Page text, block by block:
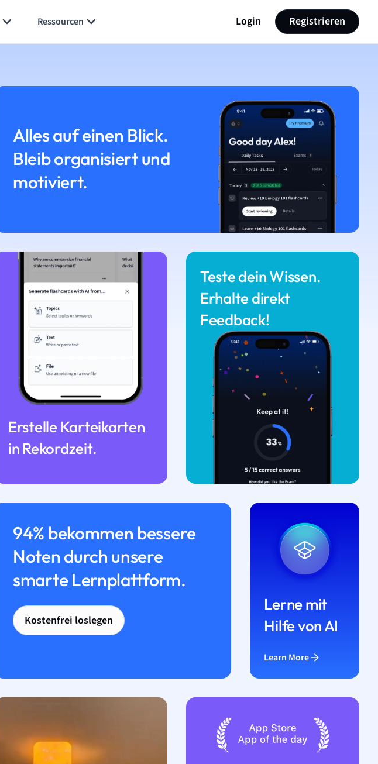
Ressourcen Login Registrieren
Alles auf einen Blick.
Bleib organisiert und
motiviert.
Erstelle Karteikarten
in Rekordzeit.
Teste dein Wissen.
Erhalte direkt
Feedback!
94% bekommen bessere
Noten durch unsere
smarte Lernplattform.
Kostenfrei loslegen
Lerne mit
Hilfe von AI
Learn More